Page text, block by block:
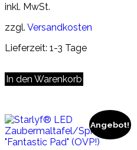
inkl. MwSt.
zzgl. Versandkosten
Lieferzeit: 1-3 Tage
In den Warenkorb
Angebot!